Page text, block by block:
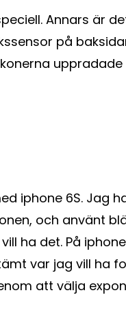
Annars är
på
iphone 6S. Jag
och använt
ha det. På
var jag vill ha
att välja